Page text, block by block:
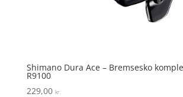
Shimano Dura Ace – Bremsesko
R9100
229,00 kr.